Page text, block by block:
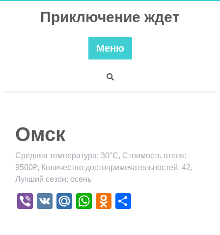
Приключение ждет
Меню
Омск
Средняя температура: 30°C, Стоимость отеля:
9500₽, Количество достопримечательностей: 42,
Лучший сезон: осень
Viber
VK Mail.Ru
WhatsApp
Odnoklassniki